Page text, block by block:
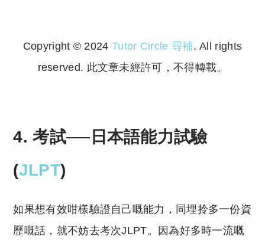
Copyright © 2024 Tutor Circle 尋補. All rights
reserved. 此文章未經許可，不得轉載。
4. 考試──日本語能力試驗
(JLPT)
如果想有效咁樣驗證自己嘅能力，同埋拎多一份資
歷嘅話，就不妨去考次JLPT。因為好多時一流嘅